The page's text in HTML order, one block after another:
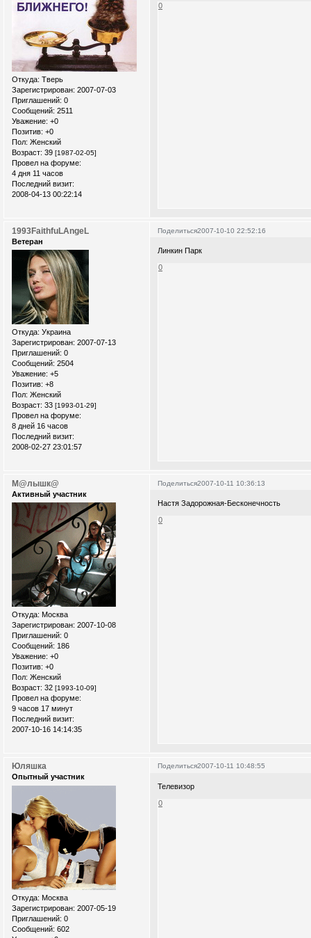
Откуда: Тверь
Зарегистрирован: 2007-07-03
Приглашений: 0
Сообщений: 2511
Уважение: +0
Позитив: +0
Пол: Женский
Возраст: 39 [1987-02-05]
Провел на форуме:
4 дня 11 часов
Последний визит:
2008-04-13 00:22:14
0
Поделиться2007-10-10 22:52:16
1993FaithfuLAngeL
Ветеран
Откуда: Украина
Зарегистрирован: 2007-07-13
Приглашений: 0
Сообщений: 2504
Уважение: +5
Позитив: +8
Пол: Женский
Возраст: 33 [1993-01-29]
Провел на форуме:
8 дней 16 часов
Последний визит:
2008-02-27 23:01:57
Линкин Парк
0
Поделиться2007-10-11 10:36:13
М@лышк@
Активный участник
Откуда: Москва
Зарегистрирован: 2007-10-08
Приглашений: 0
Сообщений: 186
Уважение: +0
Позитив: +0
Пол: Женский
Возраст: 32 [1993-10-09]
Провел на форуме:
9 часов 17 минут
Последний визит:
2007-10-16 14:14:35
Настя Задорожная-Бесконечность
0
Поделиться2007-10-11 10:48:55
Юляшка
Опытный участник
Откуда: Москва
Зарегистрирован: 2007-05-19
Приглашений: 0
Сообщений: 602
Телевизор
0